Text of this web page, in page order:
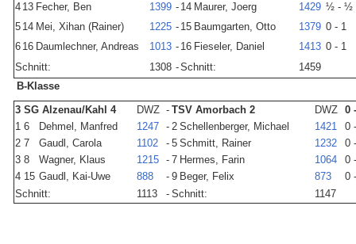
4 13 Fecher, Ben 1399 - 14 Maurer, Joerg 1429 ½ - ½
5 14 Mei, Xihan (Rainer) 1225 - 15 Baumgarten, Otto 1379 0 - 1
6 16 Daumlechner, Andreas 1013 - 16 Fieseler, Daniel 1413 0 - 1
Schnitt:
1308 -Schnitt:
1459
B-Klasse
3 SG Alzenau/Kahl 4 DWZ - TSV Amorbach 2 DWZ 0
1 6 Dehmel, Manfred 1247 - 2 Schellenberger, Michael 1421
0
2 7 Gaudl, Carola 1102 - 5 Schmitt, Rainer 1232
0
3 8 Wagner, Klaus 1215 - 7 Hermes, Farin 1064
0
4 15 Gaudl, Kai-Uwe 888 - 9 Beger, Felix 873
0
Schnitt:
1113 - Schnitt: 1147